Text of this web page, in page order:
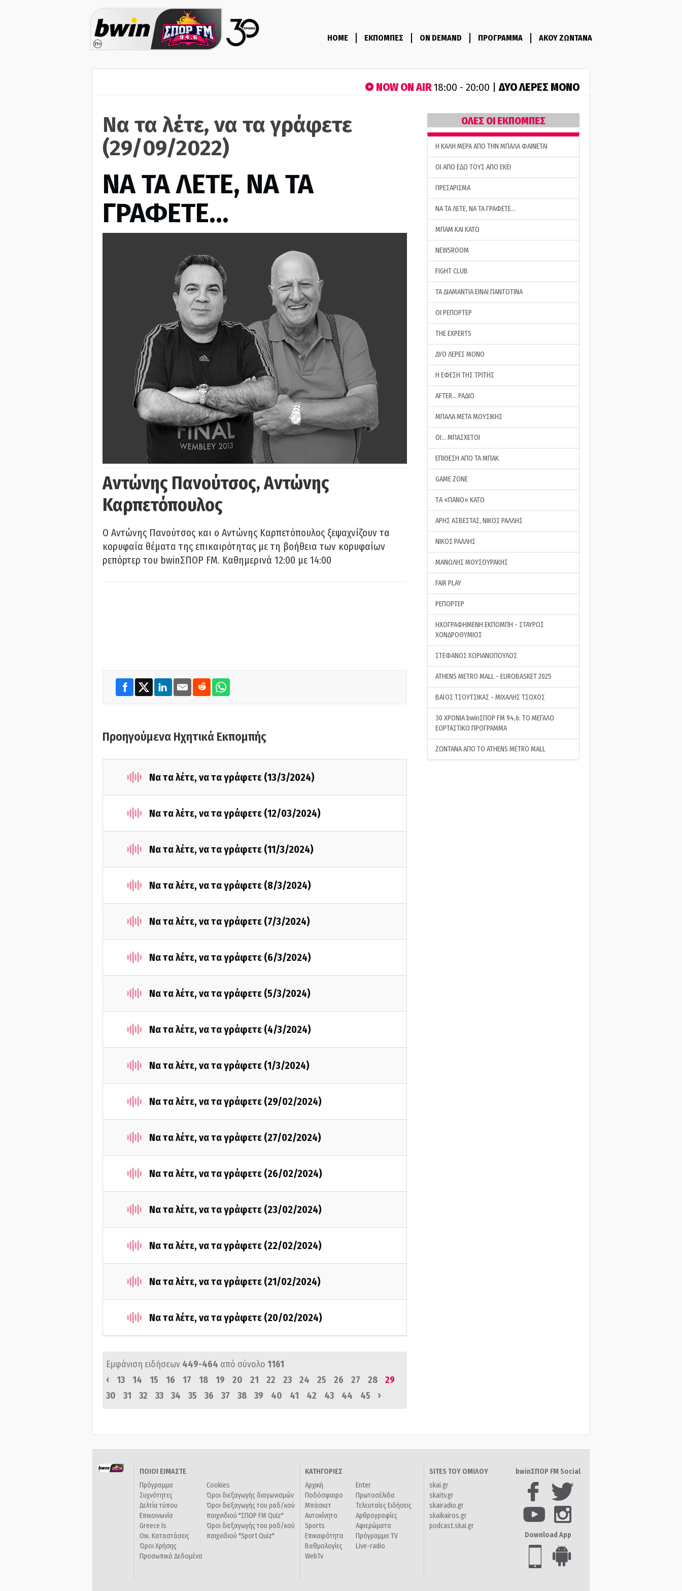
HOME ΕΚΠΟΜΠΕΣ ON DEMAND ΠΡΟΓΡΑΜΜΑ ΑΚΟΥ ΖΩΝΤΑΝΑ
NOW ON AIR18:00 - 20:00 |ΔΥΟ ΛΕΡΕΣ ΜΟΝΟ
Να τα λέτε, να τα γράφετε
(29/09/2022)
ΝΑ ΤΑ ΛΕΤΕ, ΝΑ ΤΑ
ΓΡΑΦΕΤΕ…
Αντώνης Πανούτσος, Αντώνης
Καρπετόπουλος
Ο Αντώνης Πανούτσος και ο Αντώνης Καρπετόπουλος ξεψαχνίζουν τα
κορυφαία θέματα της επικαιρότητας με τη βοήθεια των κορυφαίων
ρεπόρτερ του bwinΣΠΟΡ FM. Καθημερινά 12:00 με 14:00
Προηγούμενα Ηχητικά Εκπομπής
Να τα λέτε, να τα γράφετε (13/3/2024)
Να τα λέτε, να τα γράφετε (12/03/2024)
Να τα λέτε, να τα γράφετε (11/3/2024)
Να τα λέτε, να τα γράφετε (8/3/2024)
Να τα λέτε, να τα γράφετε (7/3/2024)
Να τα λέτε, να τα γράφετε (6/3/2024)
Να τα λέτε, να τα γράφετε (5/3/2024)
Να τα λέτε, να τα γράφετε (4/3/2024)
Να τα λέτε, να τα γράφετε (1/3/2024)
Να τα λέτε, να τα γράφετε (29/02/2024)
Να τα λέτε, να τα γράφετε (27/02/2024)
Να τα λέτε, να τα γράφετε (26/02/2024)
Να τα λέτε, να τα γράφετε (23/02/2024)
Να τα λέτε, να τα γράφετε (22/02/2024)
Να τα λέτε, να τα γράφετε (21/02/2024)
Να τα λέτε, να τα γράφετε (20/02/2024)
Εμφάνιση ειδήσεων 449-464 από σύνολο 1161
‹
13 14 15 16 17 18 19 20 21 22 23 24 25 26 27 28
29
30
31 32 33 34 35 36 37 38 39 40 41 42 43 44 45 ›
ΟΛΕΣ ΟΙ ΕΚΠΟΜΠΕΣ
H ΚΑΛΗ ΜΕΡΑ ΑΠΟ ΤΗΝ ΜΠΑΛΑ ΦΑΙΝΕΤΑΙ
ΟΙ ΑΠΟ ΕΔΩ ΤΟΥΣ ΑΠΟ ΕΚΕΙ
ΠΡΕΣΑΡΙΣΜΑ
ΝΑ ΤΑ ΛΕΤΕ, ΝΑ ΤΑ ΓΡΑΦΕΤΕ…
ΜΠΑΜ ΚΑΙ ΚΑΤΩ
NEWSROOM
FIGHT CLUB
ΤΑ ΔΙΑΜΑΝΤΙΑ ΕΙΝΑΙ ΠΑΝΤΟΤΙΝΑ
ΟΙ ΡΕΠΟΡΤΕΡ
THE EXPERTS
ΔΥΟ ΛΕΡΕΣ ΜΟΝΟ
Η ΕΦΕΣΗ ΤΗΣ ΤΡΙΤΗΣ
AFTER… ΡΑΔΙΟ
ΜΠΑΛΑ ΜΕΤΑ ΜΟΥΣΙΚΗΣ
ΟΙ… ΜΠΑΣΧΕΤΟΙ
ΕΠΙΘΕΣΗ ΑΠΟ ΤΑ ΜΠΑΚ
GAME ZONE
ΤA «ΠΑΝΟ» ΚΑΤΩ
ΑΡΗΣ ΑΣΒΕΣΤΑΣ, ΝΙΚΟΣ ΡΑΛΛΗΣ
ΝΙΚΟΣ ΡΑΛΛΗΣ
ΜΑΝΩΛΗΣ ΜΟΥΣΟΥΡΑΚΗΣ
FAIR PLAY
ΡΕΠΟΡΤΕΡ
ΗΧΟΓΡΑΦΗΜΕΝΗ ΕΚΠΟΜΠΗ - ΣΤΑΥΡΟΣ
ΧΟΝΔΡΟΘΥΜΙΟΣ
ΣΤΕΦΑΝΟΣ ΧΩΡΙΑΝΟΠΟΥΛΟΣ
ATHENS METRO MALL - EUROBASKET 2025
ΒΑΪΟΣ ΤΣΟΥΤΣΙΚΑΣ - ΜΙΧΑΛΗΣ ΤΣΟΧΟΣ
30 ΧΡΟΝΙΑ bwinΣΠΟΡ FM 94,6: ΤΟ ΜΕΓΑΛΟ
ΕΟΡΤΑΣΤΙΚΟ ΠΡΟΓΡΑΜΜΑ
ΖΩΝΤΑΝΑ ΑΠΟ ΤΟ ATHENS METRO MALL
ΠΟΙΟΙ ΕΙΜΑΣΤΕ
Πρόγραμμα
Συχνότητες
Δελτία τύπου
Επικοινωνία
Greece Is
Οικ. Καταστάσεις
Όροι Χρήσης
Προσωπικά Δεδομένα
Cookies
Όροι διεξαγωγής διαγωνισμών
Όροι διεξαγωγής του ραδ/κού
παιχνιδιού "ΣΠΟΡ FM Quiz"
Όροι διεξαγωγής του ραδ/κού
παιχνιδιού "Sport Quiz"
ΚΑΤΗΓΟΡΙΕΣ
Αρχική
Ποδόσφαιρο
Μπάσκετ
Αυτοκίνητο
Sports
Επικαιρότητα
Βαθμολογίες
WebTv
Enter
Πρωτοσέλιδα
Τελευταίες Ειδήσεις
Αρθρογραφίες
Αφιερώματα
Πρόγραμμα TV
Live-radio
SITES ΤΟΥ ΟΜΙΛΟΥ
skai.gr
skaitv.gr
skairadio.gr
skaikairos.gr
podcast.skai.gr
bwinΣΠΟΡ FM Social
Download App